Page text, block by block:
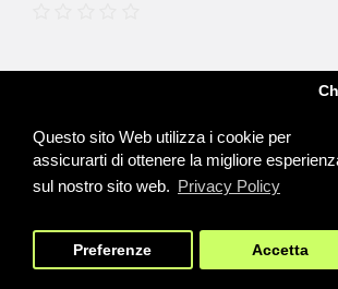
Questo sito Web utilizza i cookie per
assicurarti di ottenere la migliore
sul nostro sito web. Privacy Policy
Preferenze Accetta
Acquista